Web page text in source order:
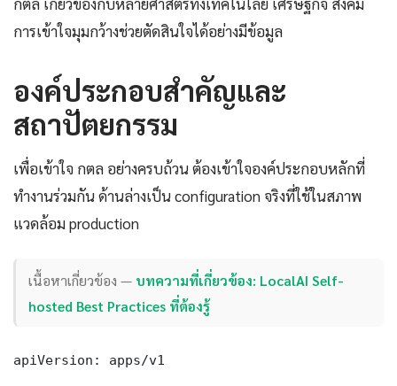
การเข้าใจมุมกว้างช่วยตัดสินใจได้อย่างมีข้อมูล
องค์ประกอบสำคัญและ
สถาปัตยกรรม
เพื่อเข้าใจ กตล อย่างครบถ้วน ต้องเข้าใจองค์ประกอบหลักที่
ทำงานร่วมกัน ด้านล่างเป็น configuration จริงที่ใช้ในสภาพ
แวดล้อม production
เนื้อหาเกี่ยวข้อง — บทความที่เกี่ยวข้อง: LocalAI Self-
hosted Best Practices ที่ต้องรู้
apiVersion: apps/v1